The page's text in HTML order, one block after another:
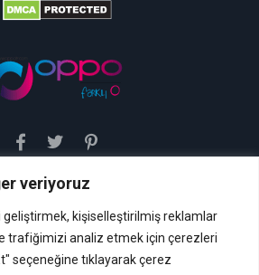
veriyoruz
kişiselleştirilmiş reklamlar
trafiğimizi analiz etmek için çerezleri
seçeneğine tıklayarak çerez
prensibini benimsemiştir. Sitemiz,
Bu yasaya göre, Site yönetimi
kontrol etme yükümlülüğü yoktur. Bu
sitemiz uyar / kaldır prensibini
ve kullanmaktadır. (